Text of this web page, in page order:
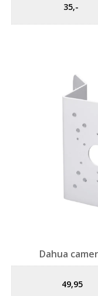
35,-
Dahua
49,95